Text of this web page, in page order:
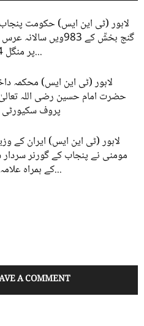
لاہور (ٹی این ایس) حکومت
گنج بخشؒ کے 983ویں
پر منگل 4 اگست کو ضلع...
لاہور (ٹی این ایس) محکمہ
حضرت امام حسین رضی اللہ
پروف سکیورٹی
لاہور (ٹی این ایس) ایران کے
مومنی نے پنجاب کے گورنر
کے ہمراہ علامہ محمد اقبال کے...
A COMMENT